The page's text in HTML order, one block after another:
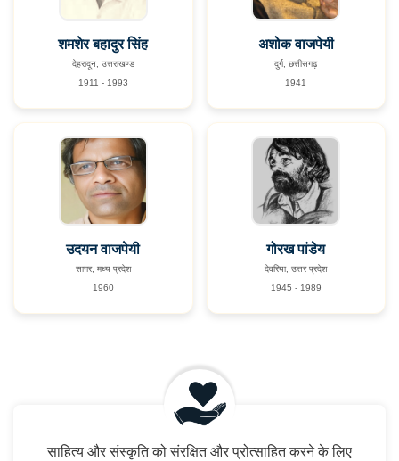
शमशेर बहादुर सिंह
देहरादून, उत्तराखण्ड
1911 - 1993
अशोक वाजपेयी
दुर्ग, छत्तीसगढ़
1941
उदयन वाजपेयी
सागर, मध्य प्रदेश
1960
गोरख पांडेय
देवरिया, उत्तर प्रदेश
1945 - 1989
साहित्य और संस्कृति को संरक्षित और प्रोत्साहित करने के लिए